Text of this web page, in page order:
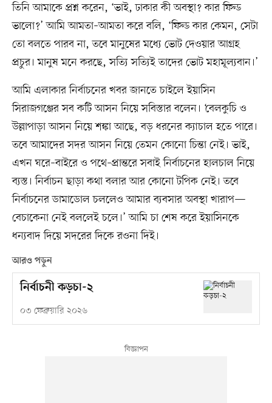
তিনি আমাকে প্রশ্ন করেন, ‘ভাই, ঢাকার কী অবস্থা? কার ফিল্ড
ভালো?’ আমি আমতা–আমতা করে বলি, ‘ফিল্ড কার কেমন, সেটা
তো বলতে পারব না, তবে মানুষের মধ্যে ভোট দেওয়ার আগ্রহ
প্রচুর। মানুষ মনে করছে, সত্যি সত্যিই তাদের ভোট মহামূল্যবান।’
আমি এলাকার নির্বাচনের খবর জানতে চাইলে ইয়াসিন
সিরাজগঞ্জের সব কটি আসন নিয়ে সবিস্তার বলেন। ‘বেলকুচি ও
উল্লাপাড়া আসন নিয়ে শঙ্কা আছে, বড় ধরনের ক্যাচাল হতে পারে।
তবে আমাদের সদর আসন নিয়ে তেমন কোনো চিন্তা নেই। ভাই,
এখন ঘরে–বাইরে ও পথে–প্রান্তরে সবাই নির্বাচনের হালচাল নিয়ে
ব্যস্ত। নির্বাচন ছাড়া কথা বলার আর কোনো টপিক নেই। তবে
নির্বাচনের ডামাডোল চললেও আমার ব্যবসার অবস্থা খারাপ—
বেচাকেনা নেই বললেই চলে।’ আমি চা শেষ করে ইয়াসিনকে
ধন্যবাদ দিয়ে সদরের দিকে রওনা দিই।
আরও পড়ুন
নির্বাচনী কড়চা-২
০৩ ফেব্রুয়ারি ২০২৬